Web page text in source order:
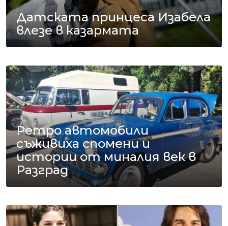
Датската принцеса Изабела
влезе в казармата
Ретро автомобили
съживиха спомени и
истории от миналия век в
Разград